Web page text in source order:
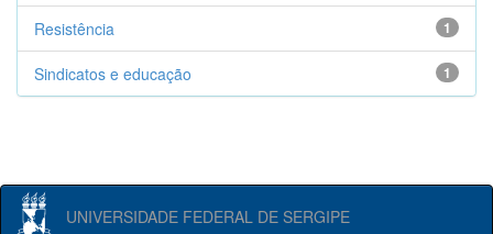
1
Resistência
1
Sindicatos e educação
UNIVERSIDADE FEDERAL DE SERGIPE